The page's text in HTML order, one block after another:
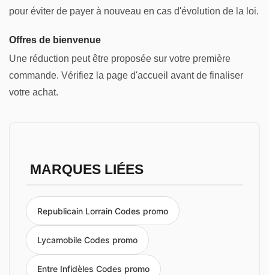
pour éviter de payer à nouveau en cas d'évolution de la loi.
Offres de bienvenue
Une réduction peut être proposée sur votre première
commande. Vérifiez la page d'accueil avant de finaliser
votre achat.
MARQUES LIÉES
Republicain Lorrain Codes promo
Lycamobile Codes promo
Entre Infidèles Codes promo